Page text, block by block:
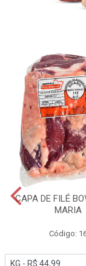
CAPA DE FILÉ
MARIA
Código: